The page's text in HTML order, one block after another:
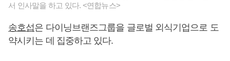
서 인사말을 하고 있다. <연합뉴스>
송호섭은 다이닝브랜즈그룹을 글로벌 외식기업으로 도
약시키는 데 집중하고 있다.